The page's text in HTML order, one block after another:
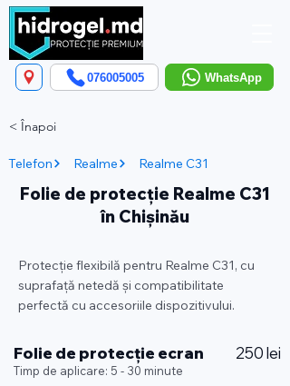
WhatsApp
076005005
< Înapoi
Telefon Realme Realme C31
Folie de protecție Realme C31
în Chișinău
Protecție flexibilă pentru Realme C31, cu
suprafață netedă și compatibilitate
perfectă cu accesoriile dispozitivului.
Folie de protecție ecran 250 lei
Timp de aplicare: 5 - 30 minute